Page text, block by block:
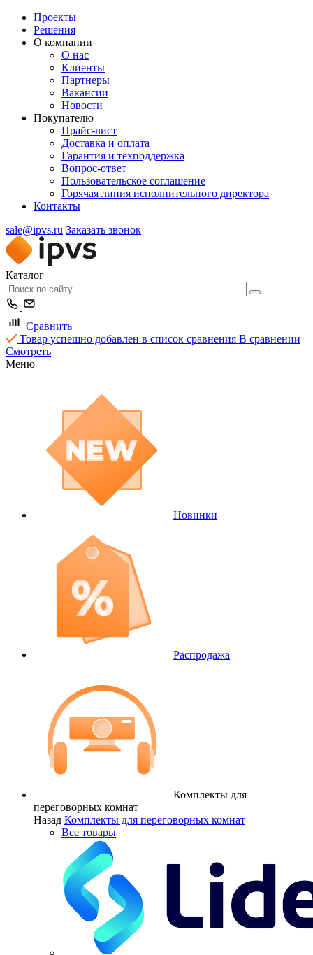
Проекты
Решения
О компании
О нас
Клиенты
Партнеры
Вакансии
Новости
Покупателю
Прайс-лист
Доставка и оплата
Гарантия и техподдержка
Вопрос-ответ
Пользовательское соглашение
Горячая линия исполнительного директора
Контакты
sale@ipvs.ru Заказать звонок
Каталог
Сравнить
Товар успешно добавлен в список сравнения В сравнении
Смотреть
Меню
Новинки
Распродажа
Комплекты для
переговорных комнат
Назад Комплекты для переговорных комнат
Все товары